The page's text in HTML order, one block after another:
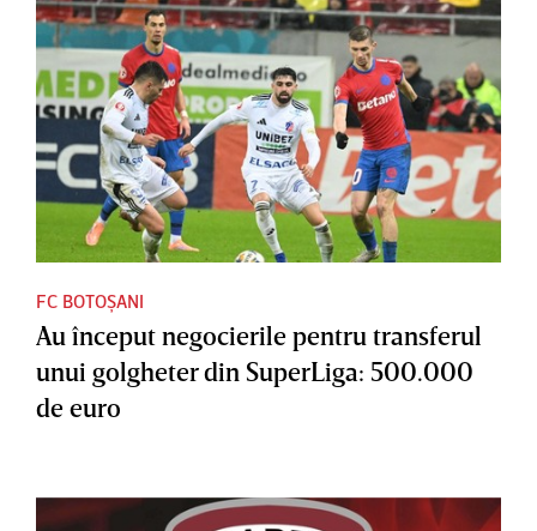
FC BOTOȘANI
Au început negocierile pentru transferul
unui golgheter din SuperLiga: 500.000
de euro